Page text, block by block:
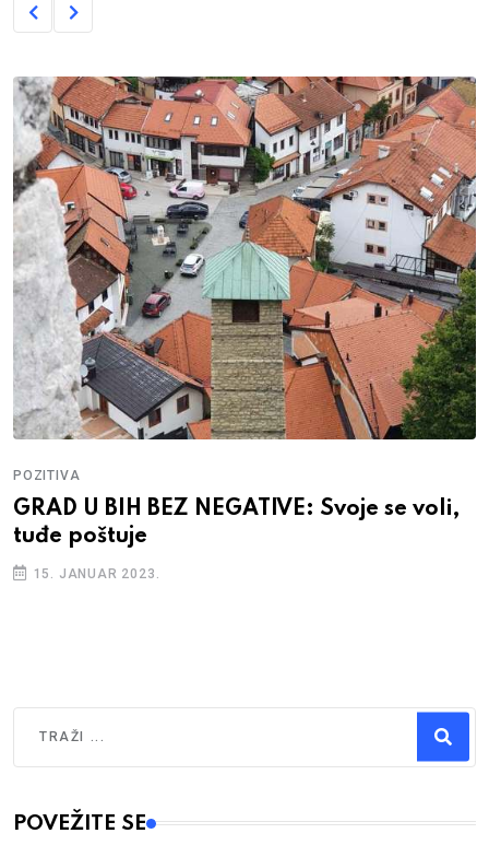
POZITIVA
GRAD U BIH BEZ NEGATIVE: Svoje se voli,
tuđe poštuje
15. JANUAR 2023.
Type 2 or more characters for results.
POVEŽITE SE